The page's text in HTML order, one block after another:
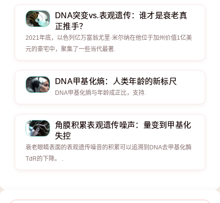
DNA突变vs.表观遗传：谁才是衰老真
正推手？
2021年底，以色列亿万富翁尤里·米尔纳在他位于加州价值1亿美
元的豪宅中，聚集了一些当代最著.
DNA甲基化熵：人类年龄的新标尺
DNA甲基化熵与年龄成正比，支持.
角膜积累表观遗传噪声：量变到甲基化
失控
衰老眼睛表面的表观遗传噪音的积累可以追溯到DNA去甲基化酶
TdR的下降。 .